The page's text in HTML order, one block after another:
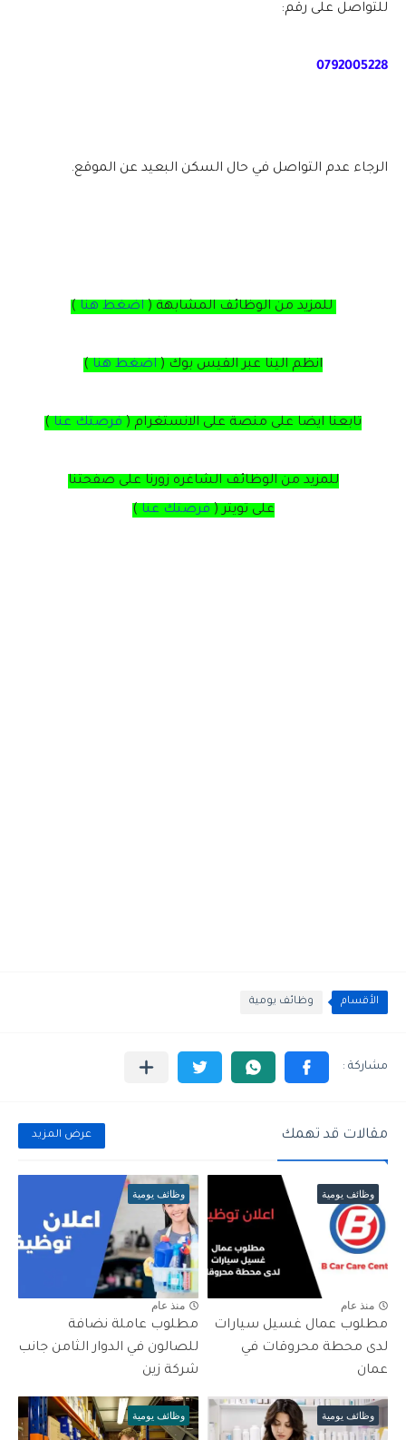
للتواصل على رقم:
0792005228
الرجاء عدم التواصل في حال السكن البعيد عن الموقع.
للمزيد من الوظائف المشابهة ( اضغط هنا )
انظم الينا عبر الفيس بوك ( اضغط هنا )
تابعنا ايضا على منصة على الانستغرام ( فرصتك عنا )
للمزيد من الوظائف الشاغره زورنا على صفحتنا
على تويتر( فرصتك عنا )
الأقسام وظائف يومية
مقالات قد تهمك عرض المزيد
وظائف يومية
منذ عام
مطلوب عمال غسيل سيارات
لدى محطة محروقات في
عمان
وظائف يومية
منذ عام
مطلوب عاملة نضافة
للصالون في الدوار الثامن جانب
شركة زين
وظائف يومية وظائف يومية